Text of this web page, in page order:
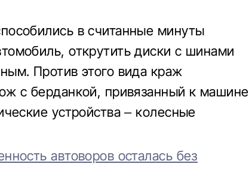
в считанные минуты
открутить диски с шинами
Против этого вида краж
с берданкой, привязанный к машине
устройства – колесные
автоворов осталась без